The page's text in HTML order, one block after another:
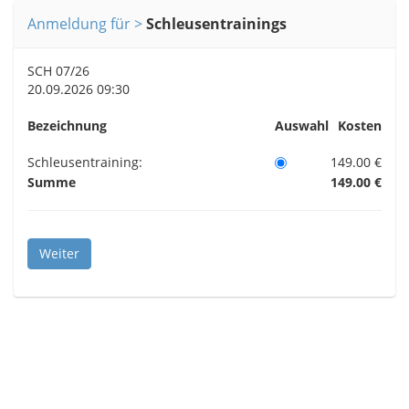
Anmeldung für Schleusentrainings
SCH 07/26
20.09.2026 09:30
Bezeichnung Auswahl Kosten
Schleusentraining:
149.00 €
Summe
149.00 €